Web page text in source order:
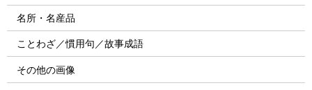
名所・名産品
ことわざ／慣用句／故事成語
その他の画像